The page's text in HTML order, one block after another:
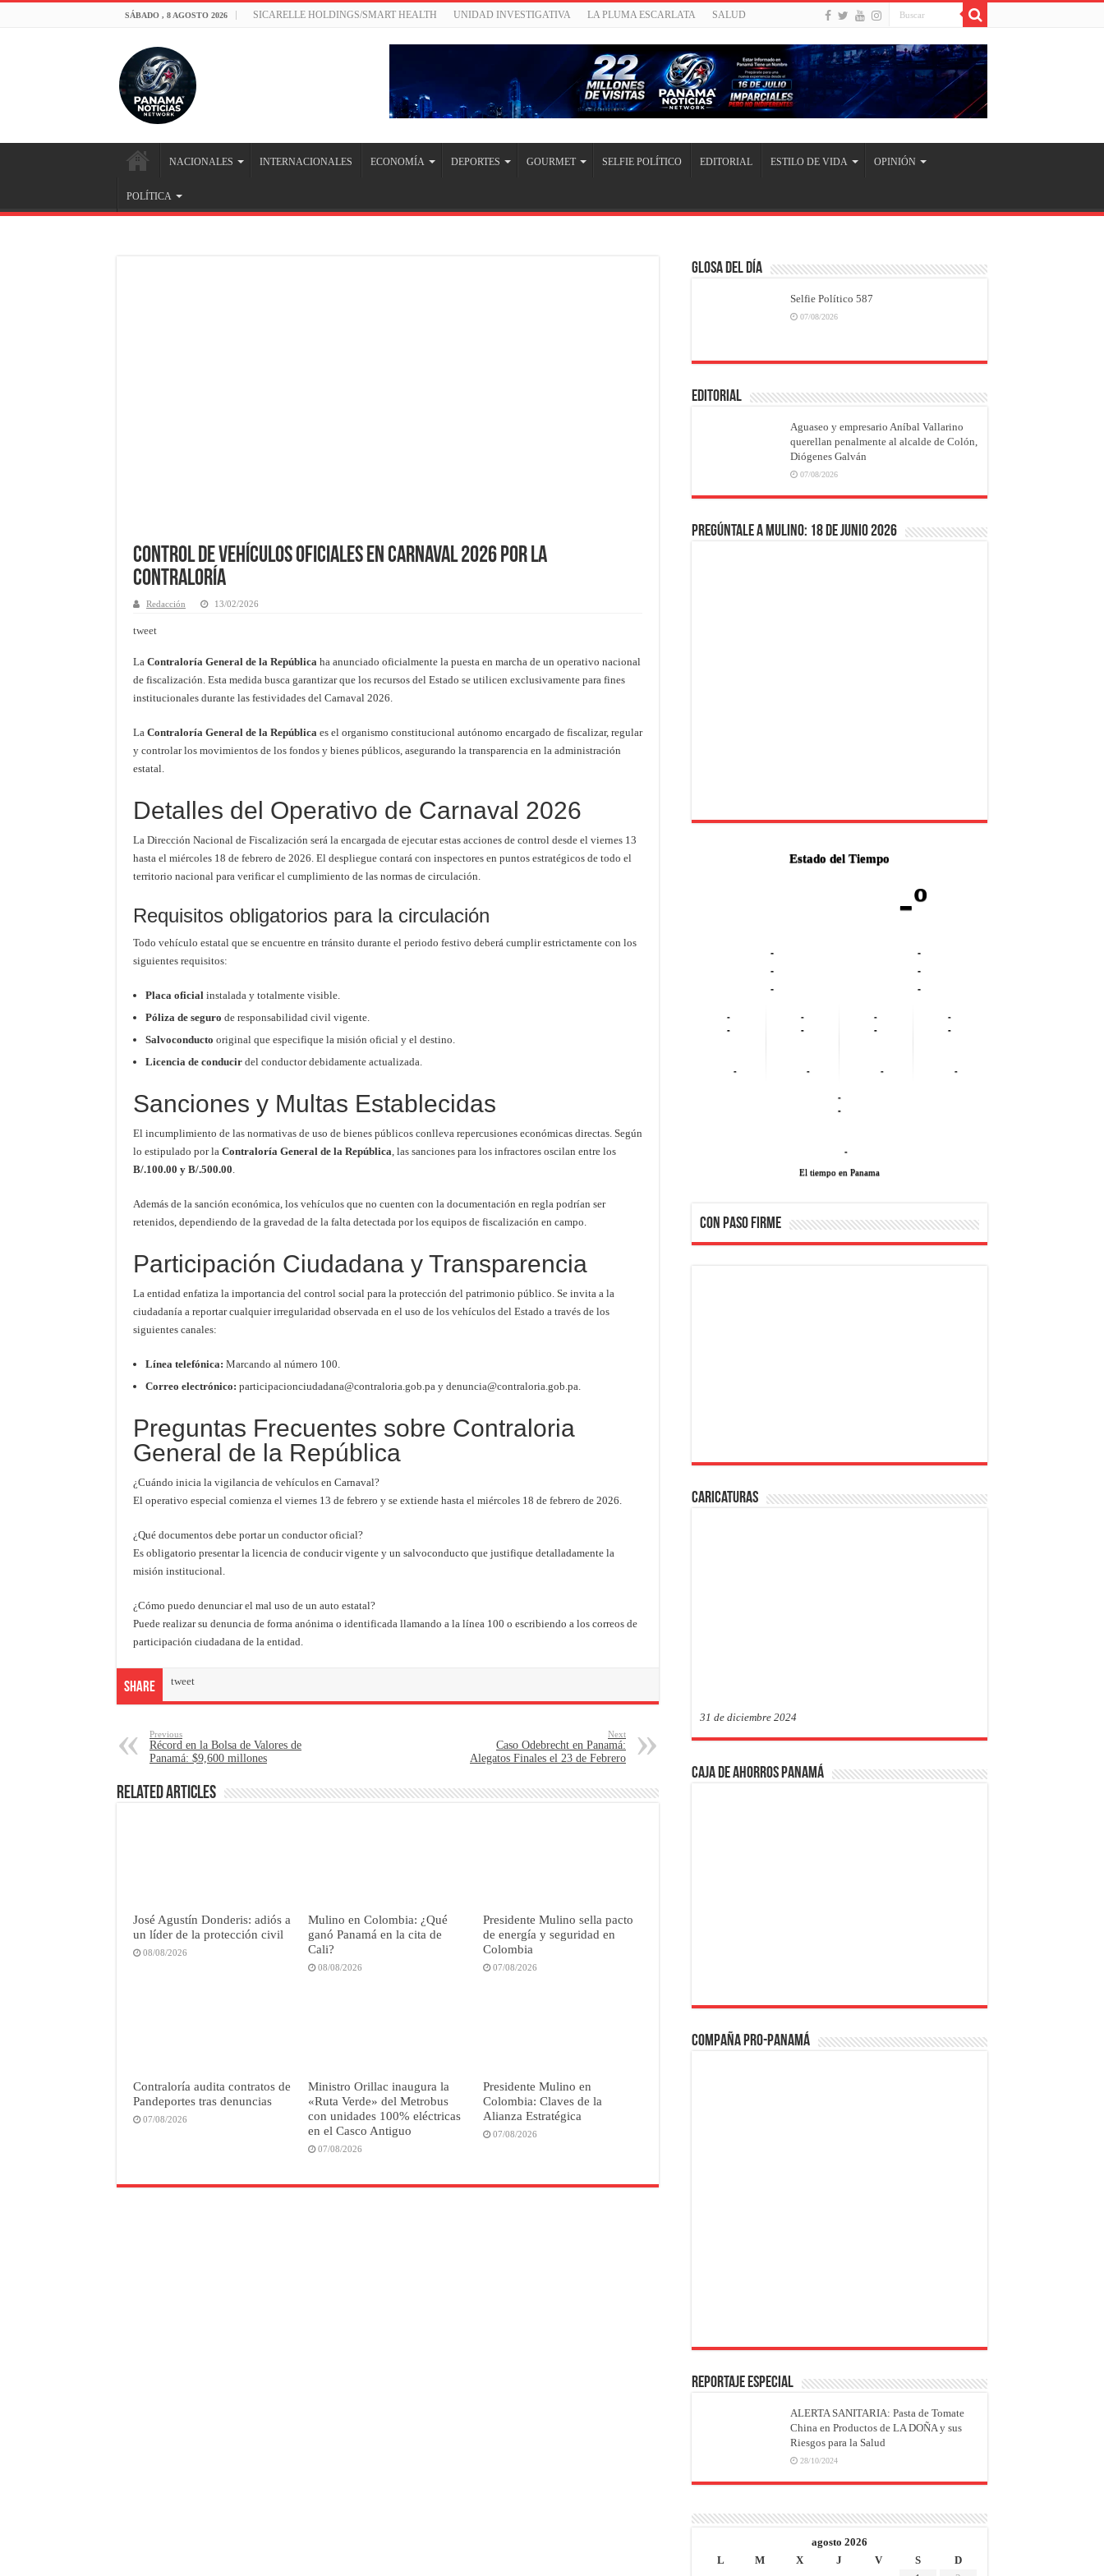
SÁBADO , 8 AGOSTO 2026 SICARELLE HOLDINGS/SMART HEALTH UNIDAD INVESTIGATIVA LA PLUMA ESCARLATA SALUD
NACIONALES INTERNACIONALES ECONOMÍA DEPORTES GOURMET SELFIE POLÍTICO EDITORIAL ESTILO DE VIDA OPINIÓN
POLÍTICA
Control de vehículos oficiales en Carnaval 2026 por la
Contraloría
Redacción 13/02/2026
tweet
La Contraloría General de la República ha anunciado oficialmente la puesta en marcha de un operativo nacional
de fiscalización. Esta medida busca garantizar que los recursos del Estado se utilicen exclusivamente para fines
institucionales durante las festividades del Carnaval 2026.
La Contraloría General de la República es el organismo constitucional autónomo encargado de fiscalizar, regular
y controlar los movimientos de los fondos y bienes públicos, asegurando la transparencia en la administración
estatal.
Detalles del Operativo de Carnaval 2026
La Dirección Nacional de Fiscalización será la encargada de ejecutar estas acciones de control desde el viernes 13
hasta el miércoles 18 de febrero de 2026. El despliegue contará con inspectores en puntos estratégicos de todo el
territorio nacional para verificar el cumplimiento de las normas de circulación.
Requisitos obligatorios para la circulación
Todo vehículo estatal que se encuentre en tránsito durante el periodo festivo deberá cumplir estrictamente con los
siguientes requisitos:
Placa oficial instalada y totalmente visible.
Póliza de seguro de responsabilidad civil vigente.
Salvoconducto original que especifique la misión oficial y el destino.
Licencia de conducir del conductor debidamente actualizada.
Sanciones y Multas Establecidas
El incumplimiento de las normativas de uso de bienes públicos conlleva repercusiones económicas directas. Según
lo estipulado por la Contraloría General de la República , las sanciones para los infractores oscilan entre los
B/.100.00 y B/.500.00
Además de la sanción económica, los vehículos que no cuenten con la documentación en regla podrían ser
retenidos, dependiendo de la gravedad de la falta detectada por los equipos de fiscalización en campo.
Participación Ciudadana y Transparencia
La entidad enfatiza la importancia del control social para la protección del patrimonio público. Se invita a la
ciudadanía a reportar cualquier irregularidad observada en el uso de los vehículos del Estado a través de los
siguientes canales:
Línea telefónica: Marcando al número 100.
Correo electrónico: participacionciudadana@contraloria.gob.pa y denuncia@contraloria.gob.pa.
Preguntas Frecuentes sobre Contraloria
General de la República
¿Cuándo inicia la vigilancia de vehículos en Carnaval?
El operativo especial comienza el viernes 13 de febrero y se extiende hasta el miércoles 18 de febrero de 2026.
¿Qué documentos debe portar un conductor oficial?
Es obligatorio presentar la licencia de conducir vigente y un salvoconducto que justifique detalladamente la
misión institucional.
¿Cómo puedo denunciar el mal uso de un auto estatal?
Puede realizar su denuncia de forma anónima o identificada llamando a la línea 100 o escribiendo a los correos de
participación ciudadana de la entidad.
Share tweet
Previous
Récord en la Bolsa de Valores de
Panamá: $9,600 millones
Next
Caso Odebrecht en Panamá:
Alegatos Finales el 23 de Febrero
Related Articles
José Agustín Donderis: adiós a
un líder de la protección civil
08/08/2026
Mulino en Colombia: ¿Qué
ganó Panamá en la cita de
Cali?
08/08/2026
Presidente Mulino sella pacto
de energía y seguridad en
Colombia
07/08/2026
Contraloría audita contratos de
Pandeportes tras denuncias
07/08/2026
Ministro Orillac inaugura la
«Ruta Verde» del Metrobus
con unidades 100% eléctricas
en el Casco Antiguo
07/08/2026
Presidente Mulino en
Colombia: Claves de la
Alianza Estratégica
07/08/2026
Glosa del Día
Selfie Político 587
07/08/2026
EDITORIAL
Aguaseo y empresario Aníbal Vallarino
querellan penalmente al alcalde de Colón,
Diógenes Galván
07/08/2026
Pregúntale a Mulino: 18 de junio 2026
Estado del Tiempo
-º
-
-
-
-
-
-
-
-
-
-
-
-
-
-
-
-
-
-
-
-
-
El tiempo en Panama
CON PASO FIRME
Caricaturas
31 de diciembre 2024
Caja de Ahorros Panamá
Compaña PRO-Panamá
REPORTAJE ESPECIAL
ALERTA SANITARIA: Pasta de Tomate
China en Productos de LA DOÑA y sus
Riesgos para la Salud
28/10/2024
agosto 2026
L
M X J V S
D